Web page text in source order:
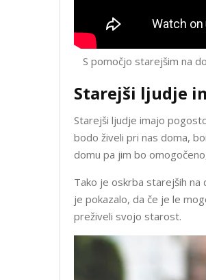
S pomočjo starejšim na
Starejši ljudje
Starejši ljudje imajo
bodo živeli pri nas doma,
domu pa jim bo
Tako je oskrba starejših na
je pokazalo, da če je le
preživeli svojo starost.